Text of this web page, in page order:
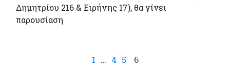
Δημητρίου 216 & Ειρήνης 17), θα γίνει
παρουσίαση
1 … 4 5 6